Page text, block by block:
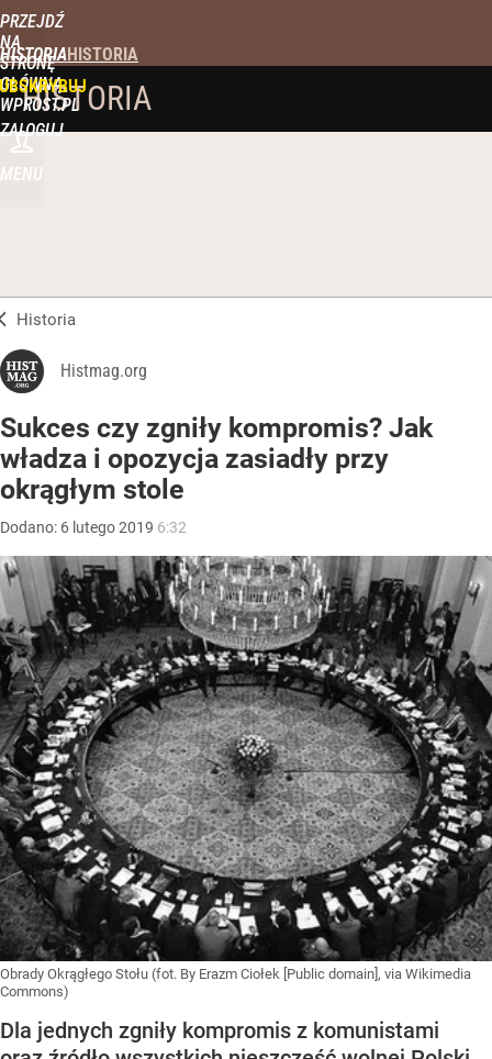
PRZEJDŹ
NA
STRONĘ
GŁÓWNĄ
WPROST.PL
HISTORIA
ZALOGUJ
MENU
HISTORIA
Historia
Histmag.org
Sukces czy zgniły kompromis? Jak
władza i opozycja zasiadły przy
okrągłym stole
Dodano: 6 lutego2019 6:32
Obrady Okrągłego Stołu (fot. By Erazm Ciołek [Public domain], via Wikimedia
Commons)
Dla jednych zgniły kompromis z komunistami